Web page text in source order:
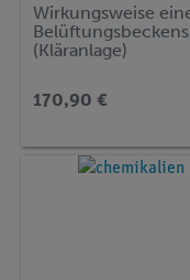
Wirkungsweise
Belüftungsbeckens
(Kläranlage)
170,90 €